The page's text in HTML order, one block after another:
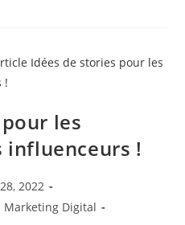
les
influenceurs !
2022
Marketing Digital